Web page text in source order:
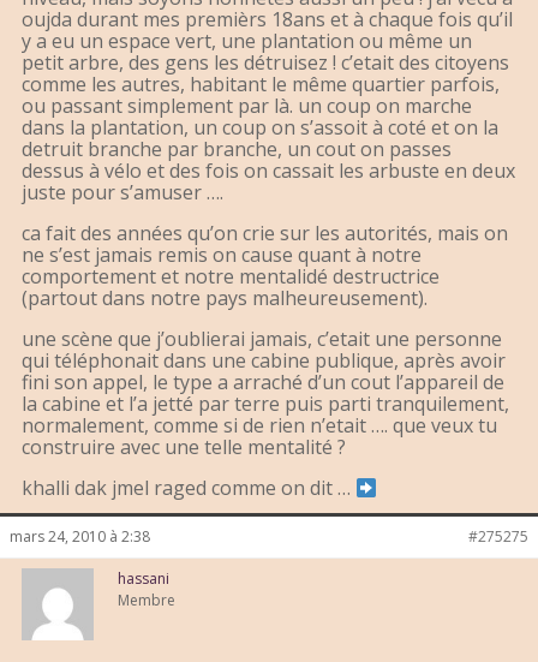
oujda durant mes premièrs 18ans et à chaque fois qu’il
y a eu un espace vert, une plantation ou même un
petit arbre, des gens les détruisez ! c’etait des citoyens
comme les autres, habitant le même quartier parfois,
ou passant simplement par là. un coup on marche
dans la plantation, un coup on s’assoit à coté et on la
detruit branche par branche, un cout on passes
dessus à vélo et des fois on cassait les arbuste en deux
juste pour s’amuser ….
ca fait des années qu’on crie sur les autorités, mais on
ne s’est jamais remis on cause quant à notre
comportement et notre mentalidé destructrice
(partout dans notre pays malheureusement).
une scène que j’oublierai jamais, c’etait une personne
qui téléphonait dans une cabine publique, après avoir
fini son appel, le type a arraché d’un cout l’appareil de
la cabine et l’a jetté par terre puis parti tranquilement,
normalement, comme si de rien n’etait …. que veux tu
construire avec une telle mentalité ?
khalli dak jmel raged comme on dit …
mars 24, 2010 à 2:38 #275275
hassani
Membre